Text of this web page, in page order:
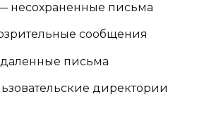
несохраненные письма
сообщения
письма
директории